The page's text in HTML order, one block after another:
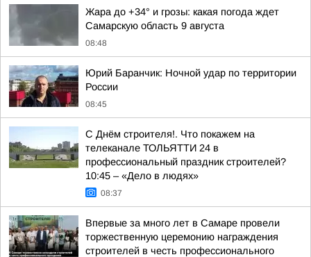
Жара до +34° и грозы: какая погода ждет
Самарскую область 9 августа
08:48
Юрий Баранчик: Ночной удар по территории
России
08:45
С Днём строителя!. Что покажем на
телеканале ТОЛЬЯТТИ 24 в
профессиональный праздник строителей?
10:45 – «Дело в людях»
08:37
Впервые за много лет в Самаре провели
торжественную церемонию награждения
строителей в честь профессионального